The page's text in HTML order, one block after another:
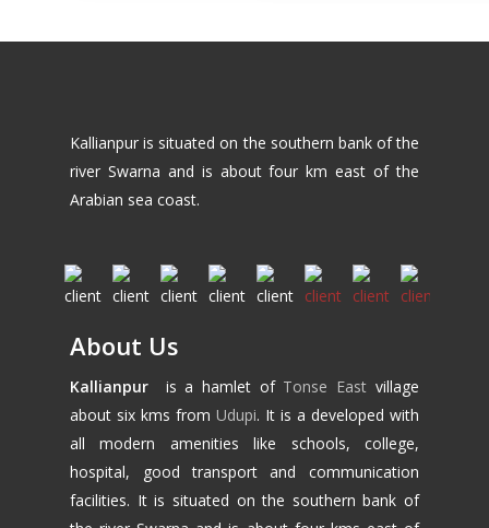
Kallianpur is situated on the southern bank of the
river Swarna and is about four km east of the
Arabian sea coast.
About Us
Kallianpur is a hamlet of Tonse East village
about six kms fromUdupi. It is a developed with
all modern amenities like schools, college,
hospital, good transport and communication
facilities. It is situated on the southern bank of